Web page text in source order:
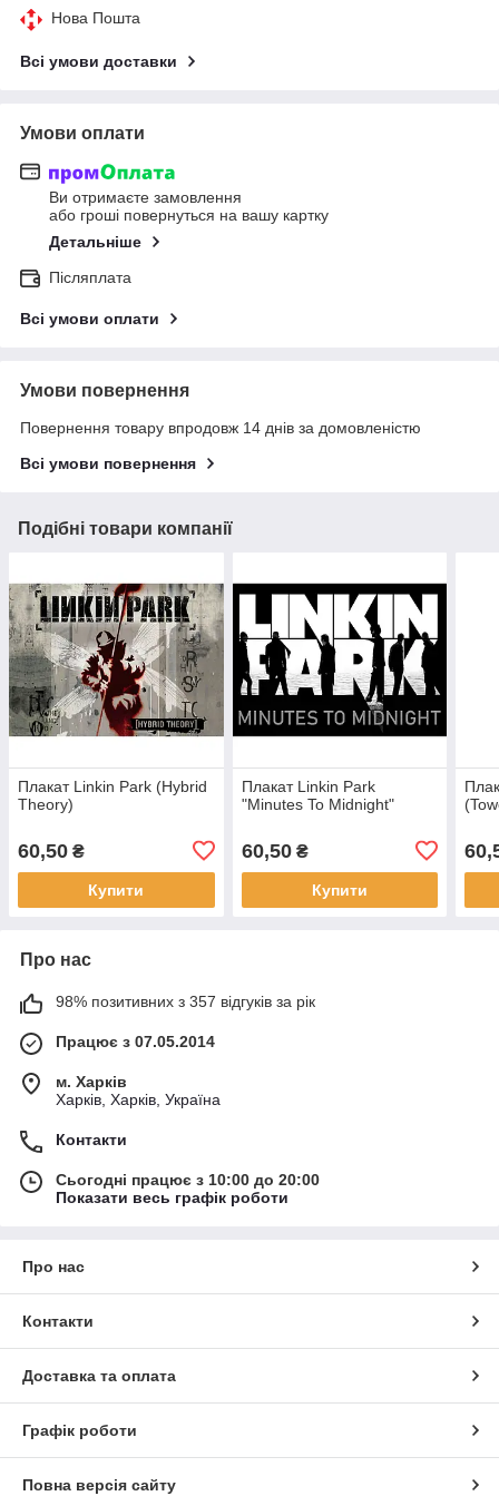
Нова Пошта
Всі умови доставки
Умови оплати
Ви отримаєте замовлення
або гроші повернуться на вашу картку
Детальніше
Післяплата
Всі умови оплати
Умови повернення
Повернення товару впродовж 14 днів за домовленістю
Всі умови повернення
Подібні товари компанії
Плакат Linkin Park (Hybrid
Theory)
60,50 ₴
Купити
Плакат Linkin Park
"Minutes To Midnight"
60,50₴
Купити
Про нас
98% позитивних з 357 відгуків за рік
Працює з 07.05.2014
м. Харків
Харків, Харків, Україна
Контакти
Сьогодні працює з 10:00 до 20:00
Показати весь графік роботи
Про нас
Контакти
Доставка та оплата
Графік роботи
Повна версія сайту